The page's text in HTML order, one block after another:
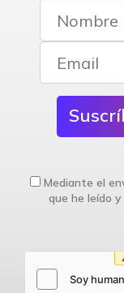
Mediante el
que he leído